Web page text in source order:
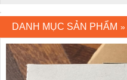
DANH MỤC SẢN PHẨM »